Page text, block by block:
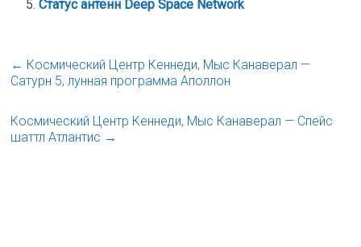
Статус антенн Deep Space Network
← Космический Центр Кеннеди, Мыс Канаверал —
Сатурн 5, лунная программа Аполлон
Космический Центр Кеннеди, Мыс Канаверал — Спейс
шаттл Атлантис →